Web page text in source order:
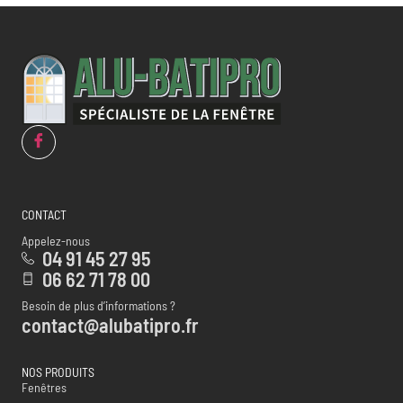
CONTACT
Appelez-nous
04 91 45 27 95
06 62 71 78 00
Besoin de plus d’informations ?
contact@alubatipro.fr
NOS PRODUITS
Fenêtres